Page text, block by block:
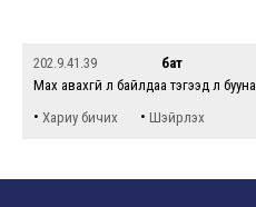
202.9.41.39 бат
Мах авахгүй л байлдаа тэгээд л бууна
• Хариу бичих • Шэйрлэх